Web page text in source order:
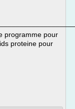
programme pour
proteine pour